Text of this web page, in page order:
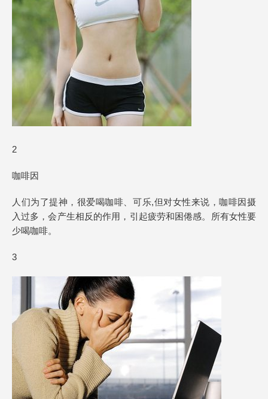
2
咖啡因
人们为了提神，很爱喝咖啡、可乐,但对女性来说，咖啡因摄
入过多，会产生相反的作用，引起疲劳和困倦感。所有女性要
少喝咖啡。
3